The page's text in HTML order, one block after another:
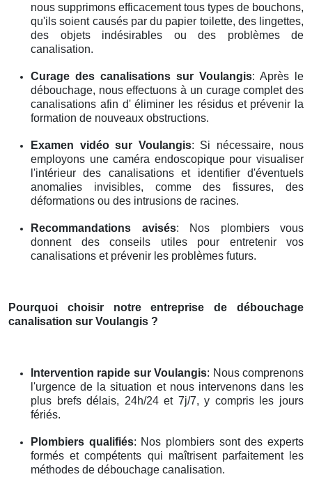
nous supprimons efficacement tous types de bouchons,
qu'ils soient causés par du papier toilette, des lingettes,
des objets indésirables ou des problèmes de
canalisation.
Curage des canalisations sur Voulangis: Après le
débouchage, nous effectuons à un curage complet des
canalisations afin d' éliminer les résidus et prévenir la
formation de nouveaux obstructions.
Examen vidéo sur Voulangis: Si nécessaire, nous
employons une caméra endoscopique pour visualiser
l'intérieur des canalisations et identifier d'éventuels
anomalies invisibles, comme des fissures, des
déformations ou des intrusions de racines.
Recommandations avisés: Nos plombiers vous
donnent des conseils utiles pour entretenir vos
canalisations et prévenir les problèmes futurs.
Pourquoi choisir notre entreprise de débouchage
canalisation sur Voulangis ?
Intervention rapide sur Voulangis: Nous comprenons
l'urgence de la situation et nous intervenons dans les
plus brefs délais, 24h/24 et 7j/7, y compris les jours
fériés.
Plombiers qualifiés: Nos plombiers sont des experts
formés et compétents qui maîtrisent parfaitement les
méthodes de débouchage canalisation.